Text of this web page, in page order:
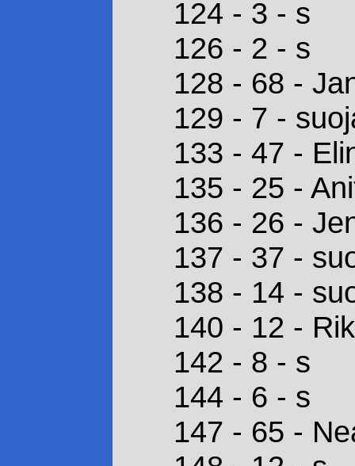
124 - 3 - s
126 - 2 - s
128 - 68 -
129 - 7 -
133 - 47 -
135 - 25 -
136 - 26 -
137 - 37 -
138 - 14 -
140 - 12 -
142 - 8 - s
144 - 6 - s
147 - 65 -